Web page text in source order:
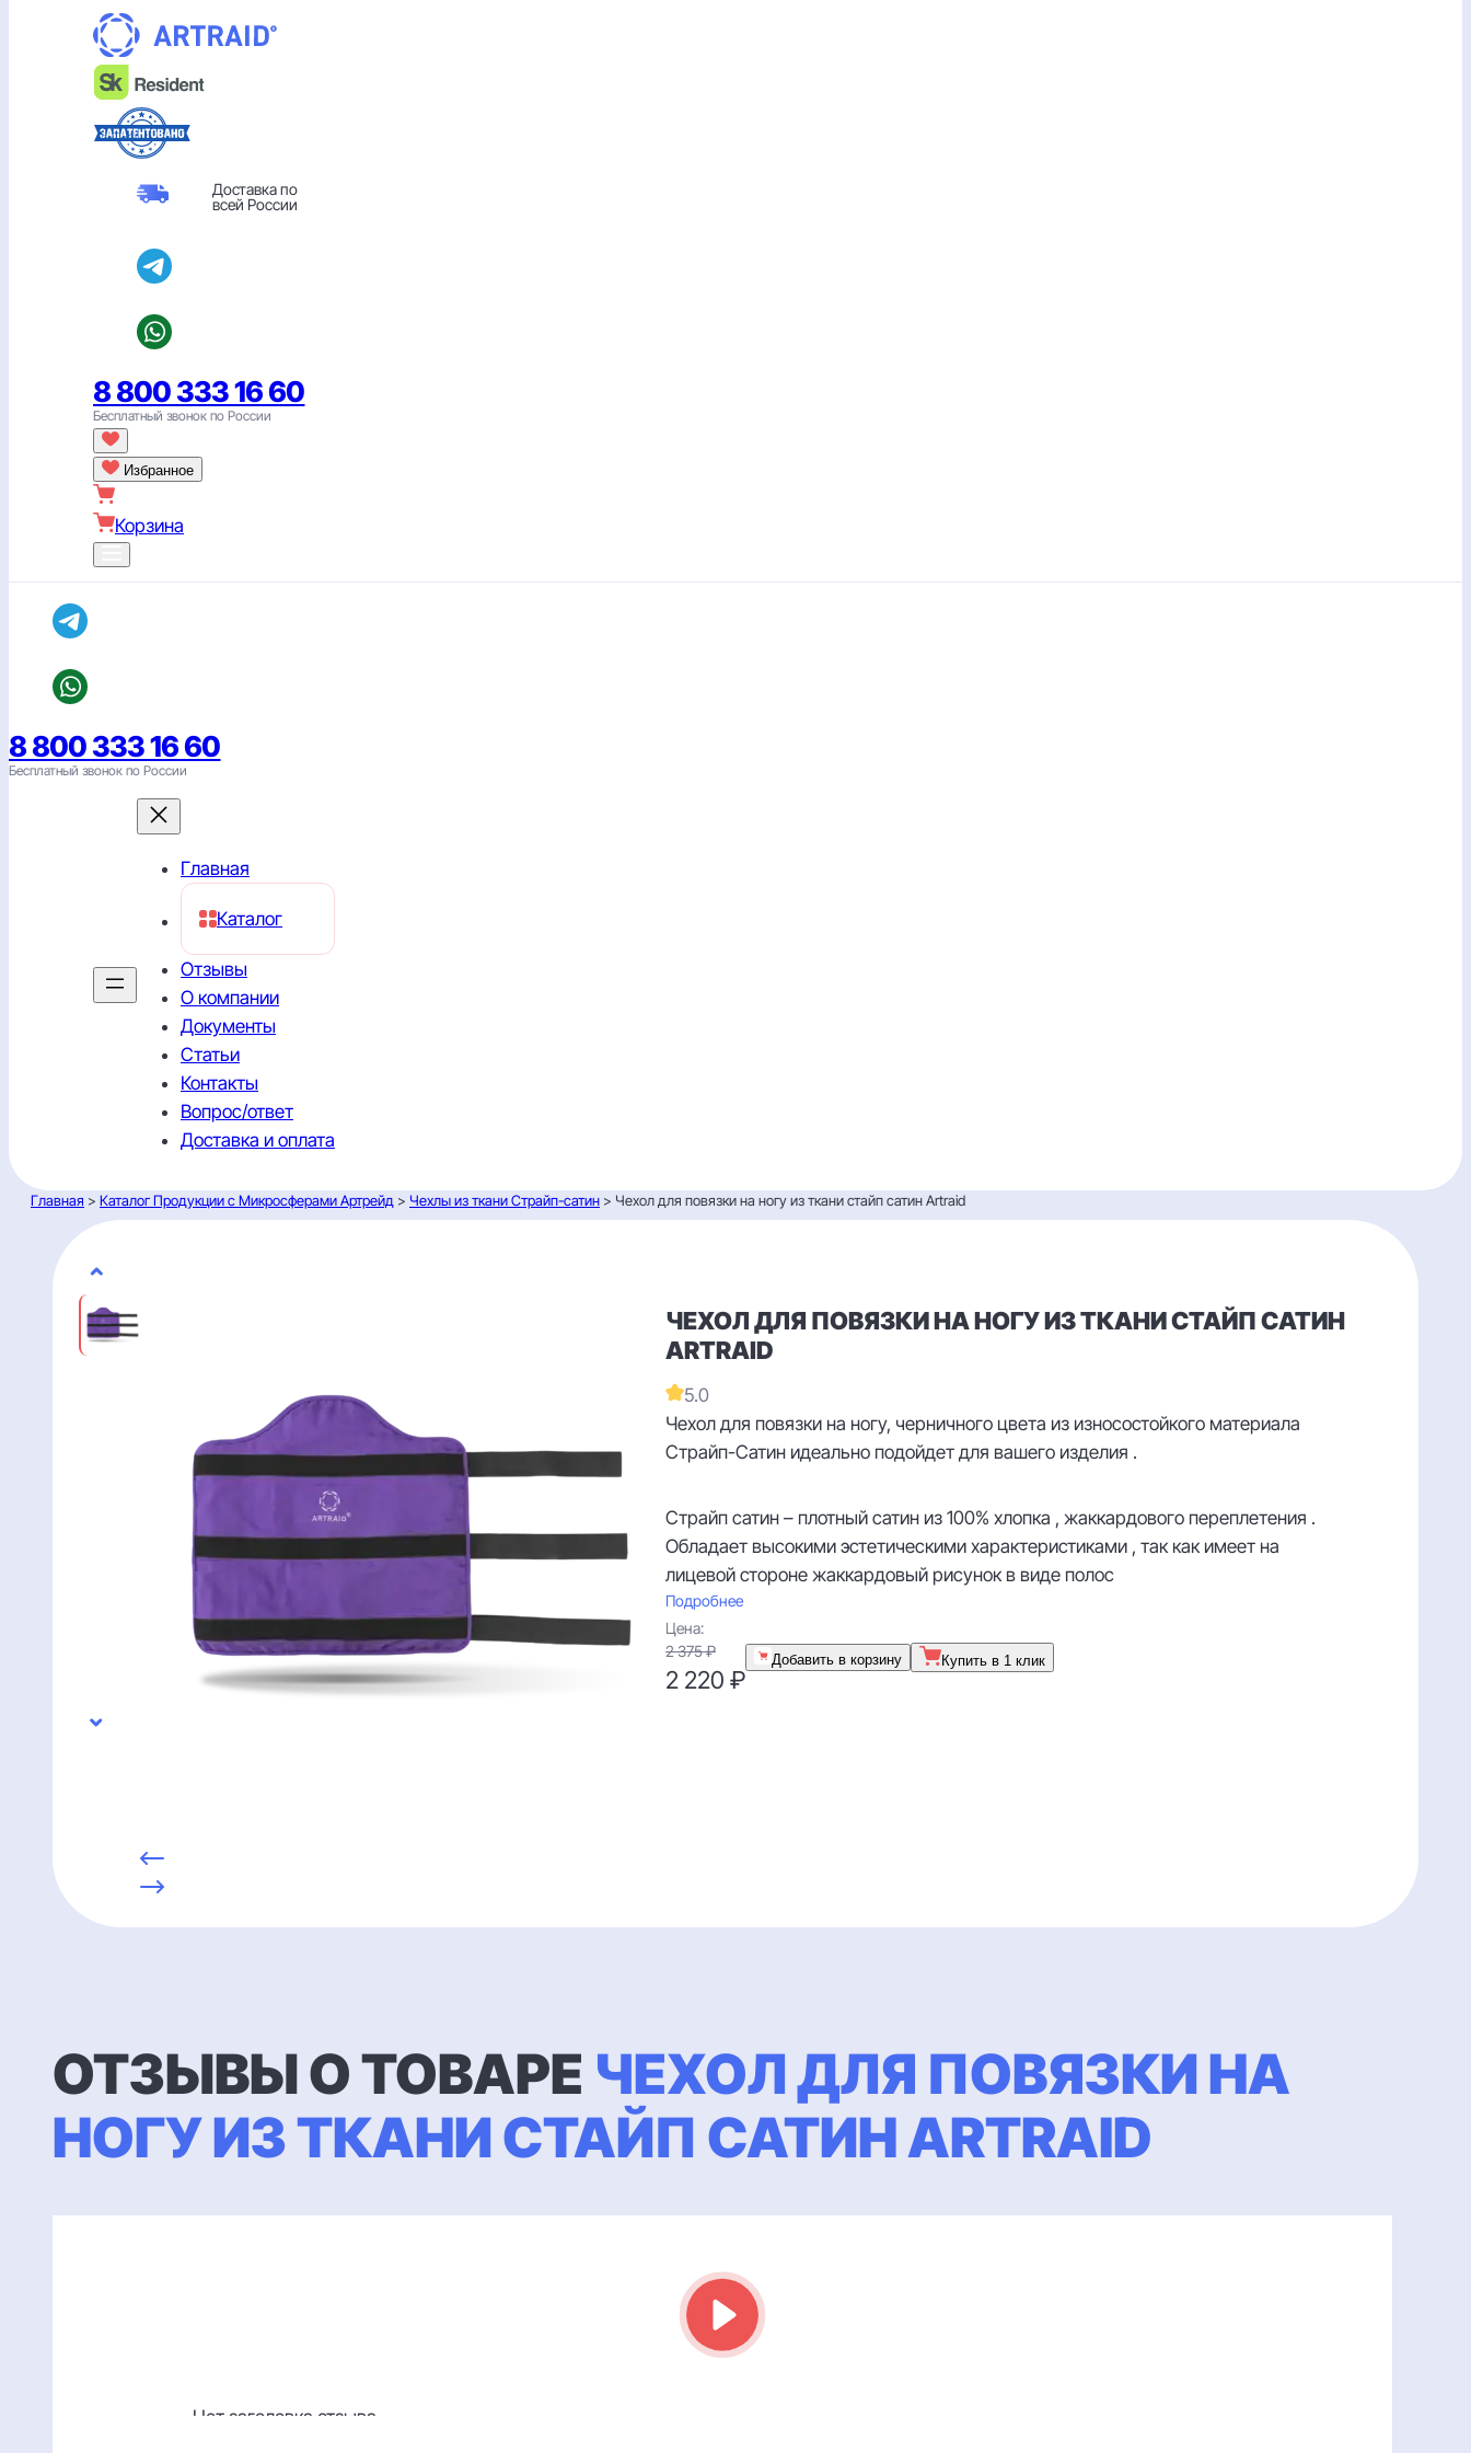
содержимому
Доставка по
всей России
8 800 333 16 60
Бесплатный звонок по России
Избранное
Корзина
8 800 333 16 60
Бесплатный звонок по России
Главная
Каталог
Отзывы
О компании
Документы
Статьи
Контакты
Вопрос/ответ
Доставка и оплата
Главная > Каталог Продукции с Микросферами Артрейд > Чехлы из ткани Страйп-сатин > Чехол для повязки на ногу из ткани стайп сатин Artraid
ЧЕХОЛ ДЛЯ ПОВЯЗКИ НА НОГУ ИЗ ТКАНИ СТАЙП САТИН
ARTRAID
5.0
Чехол для повязки на ногу, черничного цвета из износостойкого материала
Страйп-Сатин идеально подойдет для вашего изделия .
Страйп сатин – плотный сатин из 100% хлопка , жаккардового переплетения .
Обладает высокими эстетическими характеристиками , так как имеет на
лицевой стороне жаккардовый рисунок в виде полос
Подробнее
Цена:
2 375 ₽
2 220 ₽
Добавить в корзину Купить в 1 клик
ОТЗЫВЫ О ТОВАРЕ ЧЕХОЛ ДЛЯ ПОВЯЗКИ НА
НОГУ ИЗ ТКАНИ СТАЙП САТИН ARTRAID
Нет заголовка отзыва